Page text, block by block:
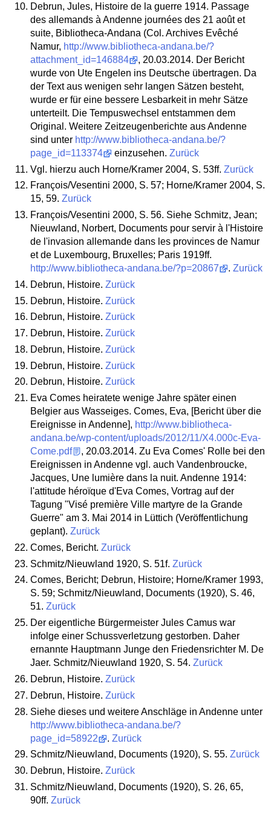
Debrun, Jules, Histoire de la guerre 1914. Passage
des allemands à Andenne journées des 21 août et
suite, Bibliotheca-Andana (Col. Archives Evêché
Namur, http://www.bibliotheca-andana.be/?
attachment_id=146884
, 20.03.2014. Der Bericht
wurde von Ute Engelen ins Deutsche übertragen. Da
der Text aus wenigen sehr langen Sätzen besteht,
wurde er für eine bessere Lesbarkeit in mehr Sätze
unterteilt. Die Tempuswechsel entstammen dem
Original. Weitere Zeitzeugenberichte aus Andenne
sind unter http://www.bibliotheca-andana.be/?
page_id=113374
einzusehen. Zurück
Vgl. hierzu auch Horne/Kramer 2004, S. 53ff. Zurück
François/Vesentini 2000, S. 57; Horne/Kramer 2004, S.
15, 59. Zurück
François/Vesentini 2000, S. 56. Siehe Schmitz, Jean;
Nieuwland, Norbert, Documents pour servir à l'Histoire
de l'invasion allemande dans les provinces de Namur
et de Luxembourg, Bruxelles; Paris 1919ff.
http://www.bibliotheca-andana.be/?p=20867
. Zurück
Debrun, Histoire. Zurück
Debrun, Histoire. Zurück
Debrun, Histoire. Zurück
Debrun, Histoire. Zurück
Debrun, Histoire. Zurück
Debrun, Histoire. Zurück
Debrun, Histoire. Zurück
Eva Comes heiratete wenige Jahre später einen
Belgier aus Wasseiges. Comes, Eva, [Bericht über die
Ereignisse in Andenne], http://www.bibliotheca-
andana.be/wp-content/uploads/2012/11/X4.000c-Eva-
Come.pdf
, 20.03.2014. Zu Eva Comes' Rolle bei den
Ereignissen in Andenne vgl. auch Vandenbroucke,
Jacques, Une lumière dans la nuit. Andenne 1914:
l'attitude héroïque d'Eva Comes, Vortrag auf der
Tagung "Visé première Ville martyre de la Grande
Guerre" am 3. Mai 2014 in Lüttich (Veröffentlichung
geplant). Zurück
Comes, Bericht. Zurück
Schmitz/Nieuwland 1920, S. 51f. Zurück
Comes, Bericht; Debrun, Histoire; Horne/Kramer 1993,
S. 59; Schmitz/Nieuwland, Documents (1920), S. 46,
51. Zurück
Der eigentliche Bürgermeister Jules Camus war
infolge einer Schussverletzung gestorben. Daher
ernannte Hauptmann Junge den Friedensrichter M. De
Jaer. Schmitz/Nieuwland 1920, S. 54. Zurück
Debrun, Histoire. Zurück
Debrun, Histoire. Zurück
Siehe dieses und weitere Anschläge in Andenne unter
http://www.bibliotheca-andana.be/?
page_id=58922
. Zurück
Schmitz/Nieuwland, Documents (1920), S. 55. Zurück
Debrun, Histoire. Zurück
Schmitz/Nieuwland, Documents (1920), S. 26, 65,
90ff. Zurück